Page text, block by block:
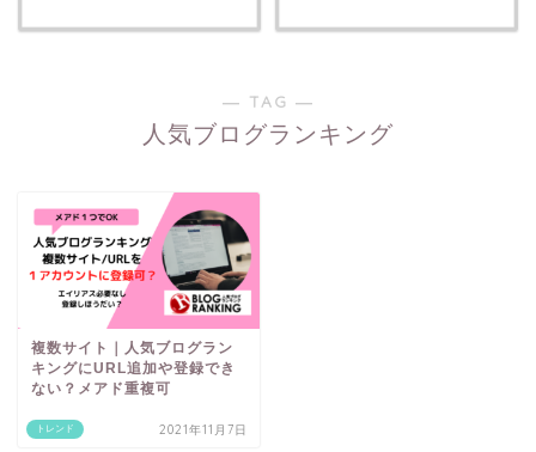
― TAG ―
人気ブログランキング
トレンド
複数サイト｜人気ブログラン
キングにURL追加や登録でき
ない？メアド重複可
2021年11月7日